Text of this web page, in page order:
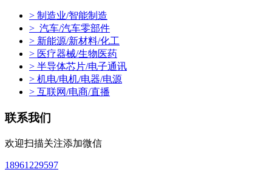
> 制造业/智能制造
> 汽车/汽车零部件
> 新能源/新材料/化工
> 医疗器械/生物医药
> 半导体芯片/电子通讯
> 机电/电机/电器/电源
> 互联网/电商/直播
联系我们
欢迎扫描关注添加微信
18961229597